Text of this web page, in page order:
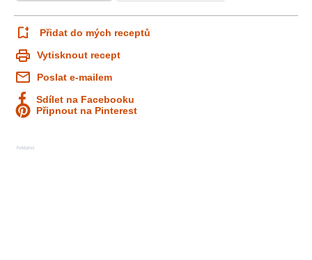
Přidat do mých receptů
Vytisknout recept
Poslat e-mailem
Sdílet na Facebooku
Připnout na Pinterest
Reklama